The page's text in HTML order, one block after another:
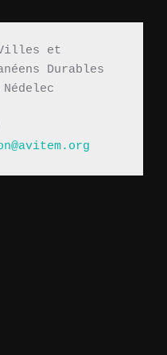
Villes et
Durables